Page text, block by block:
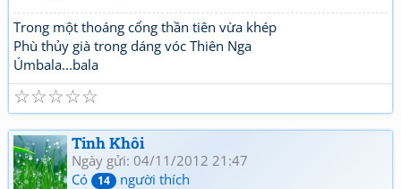
Trong một thoáng cổng thần tiên vừa khép
Phù thủy già trong dáng vóc Thiên Nga
Úmbala...bala
☆
☆
☆
☆
☆
Tinh Khôi
Ngày gửi: 04/11/2012 21:47
Có
14 người thích